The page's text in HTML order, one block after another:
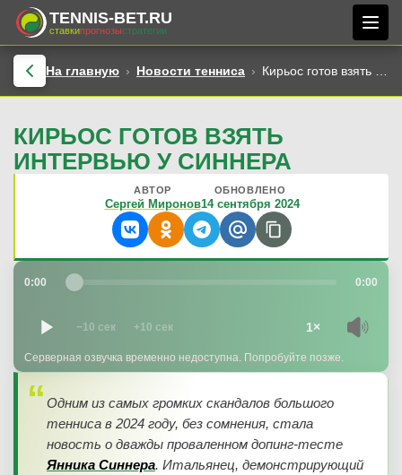
TENNIS-BET.RU
ставкипрогнозыстратегии
На главную Новости тенниса Кирьос готов взять интервью у Синнера
КИРЬОС ГОТОВ ВЗЯТЬ
ИНТЕРВЬЮ У СИННЕРА
АВТОР
Сергей Миронов
ОБНОВЛЕНО
14 сентября 2024
0:00 0:00
−10 сек +10 сек 1×
Серверная озвучка временно недоступна. Попробуйте позже.
Одним из самых громких скандалов большого
тенниса в 2024 году, без сомнения, стала
новость о дважды проваленном допинг-тесте
Янника Синнера. Итальянец, демонстрирующий